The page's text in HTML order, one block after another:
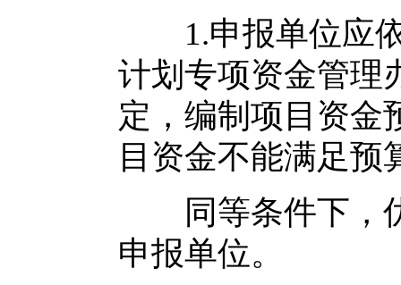
1.申报单位应依
计划专项资金管理
定，编制项目资金
目资金不能满足预
同等条件下，优
申报单位。